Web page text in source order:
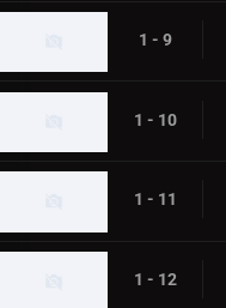
1 - 9
1 - 10
1 - 11
1 - 12